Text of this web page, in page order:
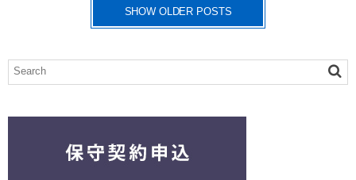
SHOW OLDER POSTS